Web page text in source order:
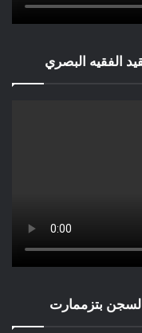
الفقيه البصري
بتزممارت